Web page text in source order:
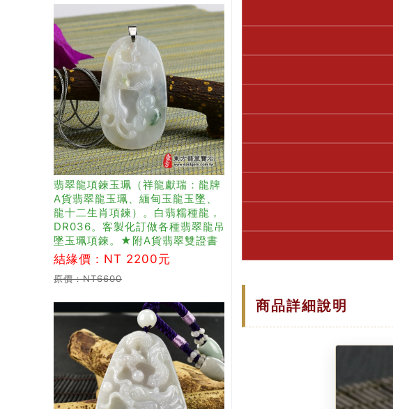
翡翠龍項鍊玉珮（祥龍獻瑞：龍牌
A貨翡翠龍玉珮、緬甸玉龍玉墜、
龍十二生肖項鍊）。白翡糯種龍，
DR036。客製化訂做各種翡翠龍吊
墜玉珮項鍊。★附A貨翡翠雙證書
結緣價：NT 2200元
原價：NT6600
商品詳細說明